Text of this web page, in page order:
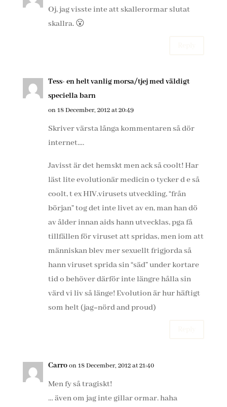
Oj, jag visste inte att skallerormar slutat
skallra. 😮
Tess- en helt vanlig morsa/tjej med väldigt
speciella barn
on 18 December, 2012 at 20:49
Skriver värsta långa kommentaren så dör
internet….
Javisst är det hemskt men ack så coolt! Har
läst lite evolutionär medicin o tycker d e så
coolt, t ex HIV.virusets utveckling, “från
början” tog det inte livet av en, man han dö
av ålder innan aids hann utvecklas, pga få
tillfällen för viruset att spridas, men iom att
människan blev mer sexuellt frigjorda så
hann viruset sprida sin “säd” under kortare
tid o behöver därför inte längre hålla sin
värd vi liv så länge! Evolution är hur häftigt
som helt (jag=nörd and proud)
Carroon 18 December, 2012 at 21:40
Men fy så tragiskt!
… även om jag inte gillar ormar. haha